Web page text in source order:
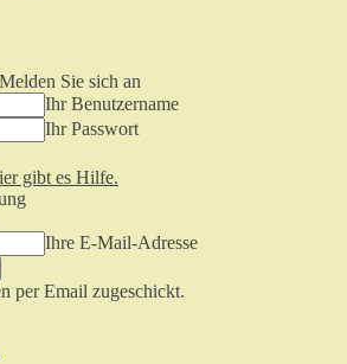
Sie sich an
Ihr Benutzername
Ihr Passwort
gibt es Hilfe.
Ihre E-Mail-Adresse
per Email zugeschickt.